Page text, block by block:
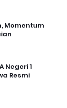
Momentum
Negeri 1
Resmi